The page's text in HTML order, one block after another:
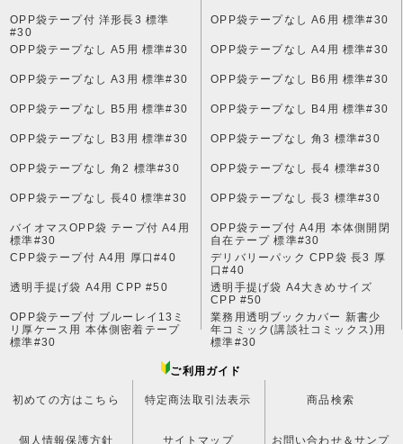
OPP袋テープ付 洋形長3 標準
#30
OPP袋テープなし A6用 標準#30
OPP袋テープなし A5用 標準#30 OPP袋テープなし A4用 標準#30
OPP袋テープなし A3用 標準#30 OPP袋テープなし B6用 標準#30
OPP袋テープなし B5用 標準#30 OPP袋テープなし B4用 標準#30
OPP袋テープなし B3用 標準#30 OPP袋テープなし 角3 標準#30
OPP袋テープなし 角2 標準#30 OPP袋テープなし 長4 標準#30
OPP袋テープなし 長40 標準#30 OPP袋テープなし 長3 標準#30
バイオマスOPP袋 テープ付 A4用
標準#30
OPP袋テープ付 A4用 本体側開閉
自在テープ 標準#30
CPP袋テープ付 A4用 厚口#40
デリバリーパック CPP袋 長3 厚
口#40
透明手提げ袋 A4用 CPP #50
透明手提げ袋 A4大きめサイズ
CPP #50
OPP袋テープ付 ブルーレイ13ミ
リ厚ケース用 本体側密着テープ
標準#30
業務用透明ブックカバー 新書少
年コミック(講談社コミックス)用
標準#30
ご利用ガイド
初めての方はこちら 特定商法取引法表示 商品検索
個人情報保護方針 サイトマップ お問い合わせ＆サンプ